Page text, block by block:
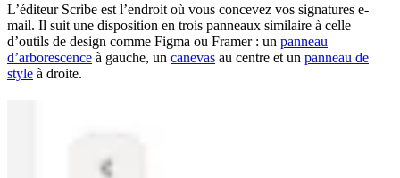
L’éditeur Scribe est l’endroit où vous concevez vos signatures e-
mail. Il suit une disposition en trois panneaux similaire à celle
d’outils de design comme Figma ou Framer : un panneau
d’arborescence à gauche, un canevas au centre et un panneau de
style à droite.